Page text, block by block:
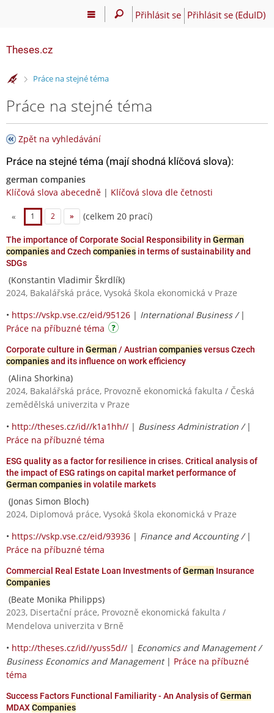
Přihlásit se Přihlásit se (EduID)
Theses.cz
>Práce na stejné téma
Práce na stejné téma
Zpět na vyhledávání
Práce na stejné téma (mají shodná klíčová slova):
german companies
Klíčová slova abecedně | Klíčová slova dle četnosti
« 1 2 » (celkem 20 prací)
The importance of Corporate Social Responsibility in German
companiesand Czech companies in terms of sustainability and
SDGs
(Konstantin Vladimir Škrdlík)
2024, Bakalářská práce, Vysoká škola ekonomická v Praze
• https://vskp.vse.cz/eid/95126 | International Business / |
Práce na příbuzné téma
Corporate culture in German / Austrian companiesversus Czech
companiesand its influence on work efficiency
(Alina Shorkina)
2024, Bakalářská práce, Provozně ekonomická fakulta / Česká
zemědělská univerzita v Praze
• http://theses.cz/id//k1a1hh// | Business Administration / |
Práce na příbuzné téma
ESG quality as a factor for resilience in crises. Critical analysis of
the impact of ESG ratings on capital market performance of
German companies in volatile markets
(Jonas Simon Bloch)
2024, Diplomová práce, Vysoká škola ekonomická v Praze
• https://vskp.vse.cz/eid/93936 | Finance and Accounting / |
Práce na příbuzné téma
Commercial Real Estate Loan Investments ofGerman Insurance
Companies
(Beate Monika Philipps)
2023, Disertační práce, Provozně ekonomická fakulta /
Mendelova univerzita v Brně
• http://theses.cz/id//yuss5d// | Economics and Management /
Business Economics and Management| Práce na příbuzné
téma
Success Factors Functional Familiarity - An Analysis ofGerman
MDAXCompanies